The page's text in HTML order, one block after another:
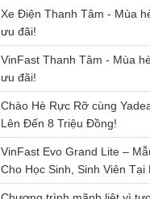
Xe Điện Thanh Tâm - Mùa
ưu đãi!
VinFast Thanh Tâm - Mùa
ưu đãi!
Chào Hè Rực Rỡ cùng
Lên Đến 8 Triệu Đồng!
VinFast Evo Grand Lite –
Cho Học Sinh, Sinh Viên Tại